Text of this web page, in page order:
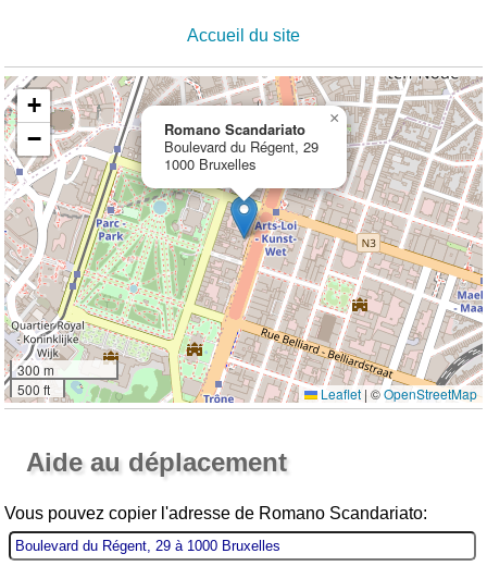
Accueil du site
Romano Scandariato
Boulevard du Régent, 29
1000 Bruxelles
×
+
−
300 m
500 ft
Leaflet | ©OpenStreetMap
Aide au déplacement
Vous pouvez copier l'adresse de Romano Scandariato: